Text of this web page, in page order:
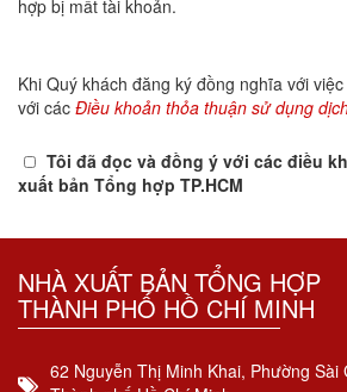
hợp bị mất tài khoản.
Khi Quý khách đăng ký đồng nghĩa với
với các Điều khoản thỏa thuận sử dụng
Tôi đã đọc và đồng ý với các điều
xuất bản Tổng hợp TP.HCM
NHÀ XUẤT BẢN TỔNG HỢP
THÀNH PHỐ HỒ CHÍ MINH
62 Nguyễn Thị Minh Khai, Phường Sài